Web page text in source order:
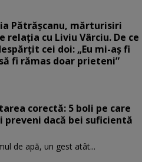
Pătrășcanu, mărturisiri
relația cu Liviu Vârciu. De ce
cei doi: „Eu mi-aș fi
fi rămas doar prieteni”
corectă: 5 boli pe care
preveni dacă bei suficientă
de apă, un gest atât...